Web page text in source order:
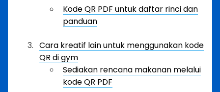
Kode QR PDF untuk daftar rinci dan
panduan
Cara kreatif lain untuk menggunakan kode
QR di gym
Sediakan rencana makanan melalui
kode QR PDF